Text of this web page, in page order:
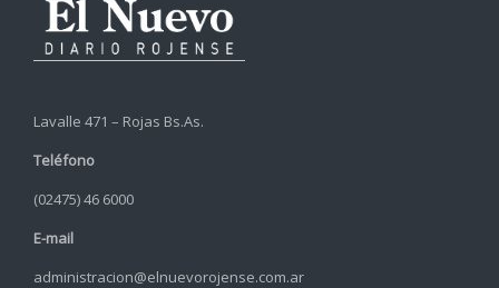
Lavalle 471 – Rojas Bs.As.
Teléfono
(02475) 46 6000
E-mail
administracion@elnuevorojense.com.ar